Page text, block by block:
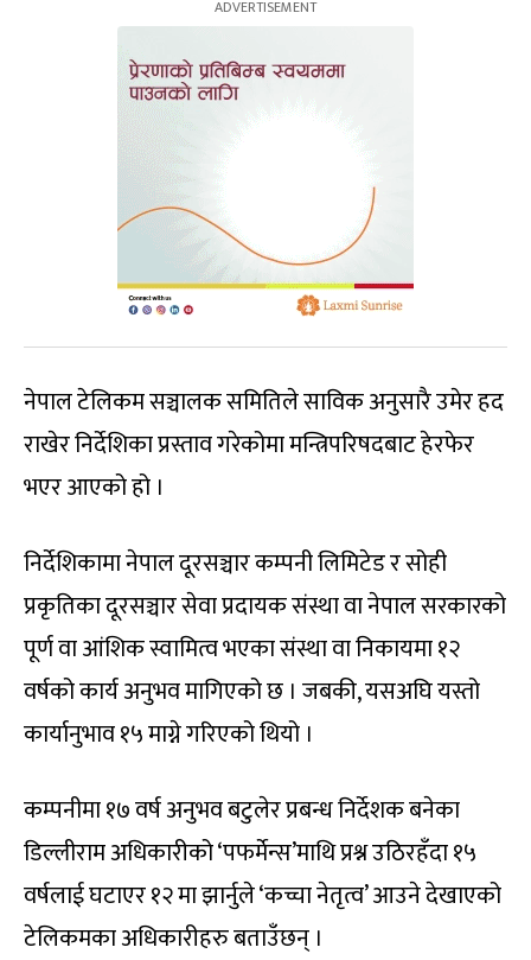
नेपाल टेलिकम सञ्चालक समितिले साविक अनुसारै उमेर हद
राखेर निर्देशिका प्रस्ताव गरेकोमा मन्त्रिपरिषदबाट हेरफेर
भएर आएको हो ।
निर्देशिकामा नेपाल दूरसञ्चार कम्पनी लिमिटेड र सोही
प्रकृतिका दूरसञ्चार सेवा प्रदायक संस्था वा नेपाल सरकारको
पूर्ण वा आंशिक स्वामित्व भएका संस्था वा निकायमा १२
वर्षको कार्य अनुभव मागिएको छ । जबकी, यसअघि यस्तो
कार्यानुभाव १५ माग्ने गरिएको थियो ।
कम्पनीमा १७ वर्ष अनुभव बटुलेर प्रबन्ध निर्देशक बनेका
डिल्लीराम अधिकारीको ‘पफर्मेन्स’माथि प्रश्न उठिरहँदा १५
वर्षलाई घटाएर १२ मा झार्नुले ‘कच्चा नेतृत्व’ आउने देखाएको
टेलिकमका अधिकारीहरु बताउँछन् ।